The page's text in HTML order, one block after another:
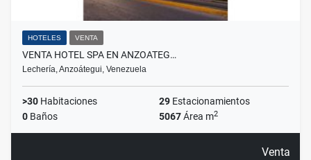
HOTELES VENTA
VENTA HOTEL SPA EN ANZOATEG…
Lechería, Anzoátegui, Venezuela
>30 Habitaciones 29 Estacionamientos
0 Baños 5067Área m2
Venta